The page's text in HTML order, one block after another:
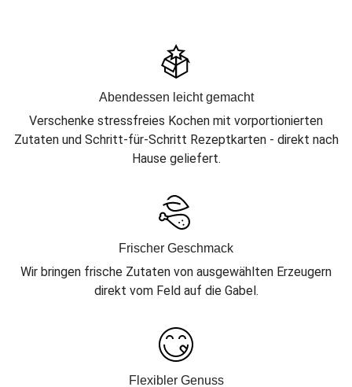
Abendessen leicht gemacht
Verschenke stressfreies Kochen mit vorportionierten
Zutaten und Schritt-für-Schritt Rezeptkarten - direkt nach
Hause geliefert.
Frischer Geschmack
Wir bringen frische Zutaten von ausgewählten Erzeugern
direkt vom Feld auf die Gabel.
Flexibler Genuss